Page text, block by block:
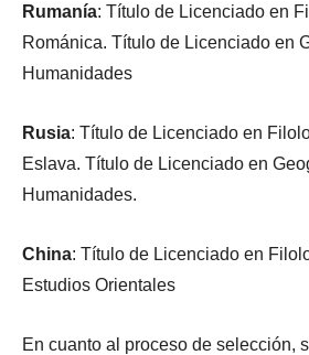
Rumanía: Título de Licenciado en
Románica. Título de Licenciado en
Humanidades
Rusia: Título de Licenciado en
Eslava. Título de Licenciado en
Humanidades.
China: Título de Licenciado en
Estudios Orientales
En cuanto al proceso de selección,